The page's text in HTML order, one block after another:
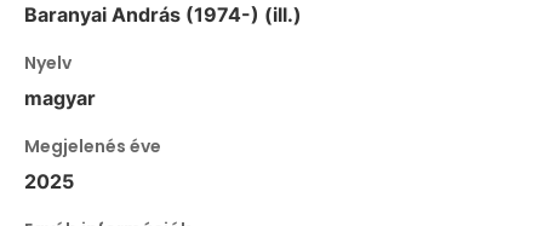
Baranyai András (1974-) (ill.)
Nyelv
magyar
Megjelenés éve
2025